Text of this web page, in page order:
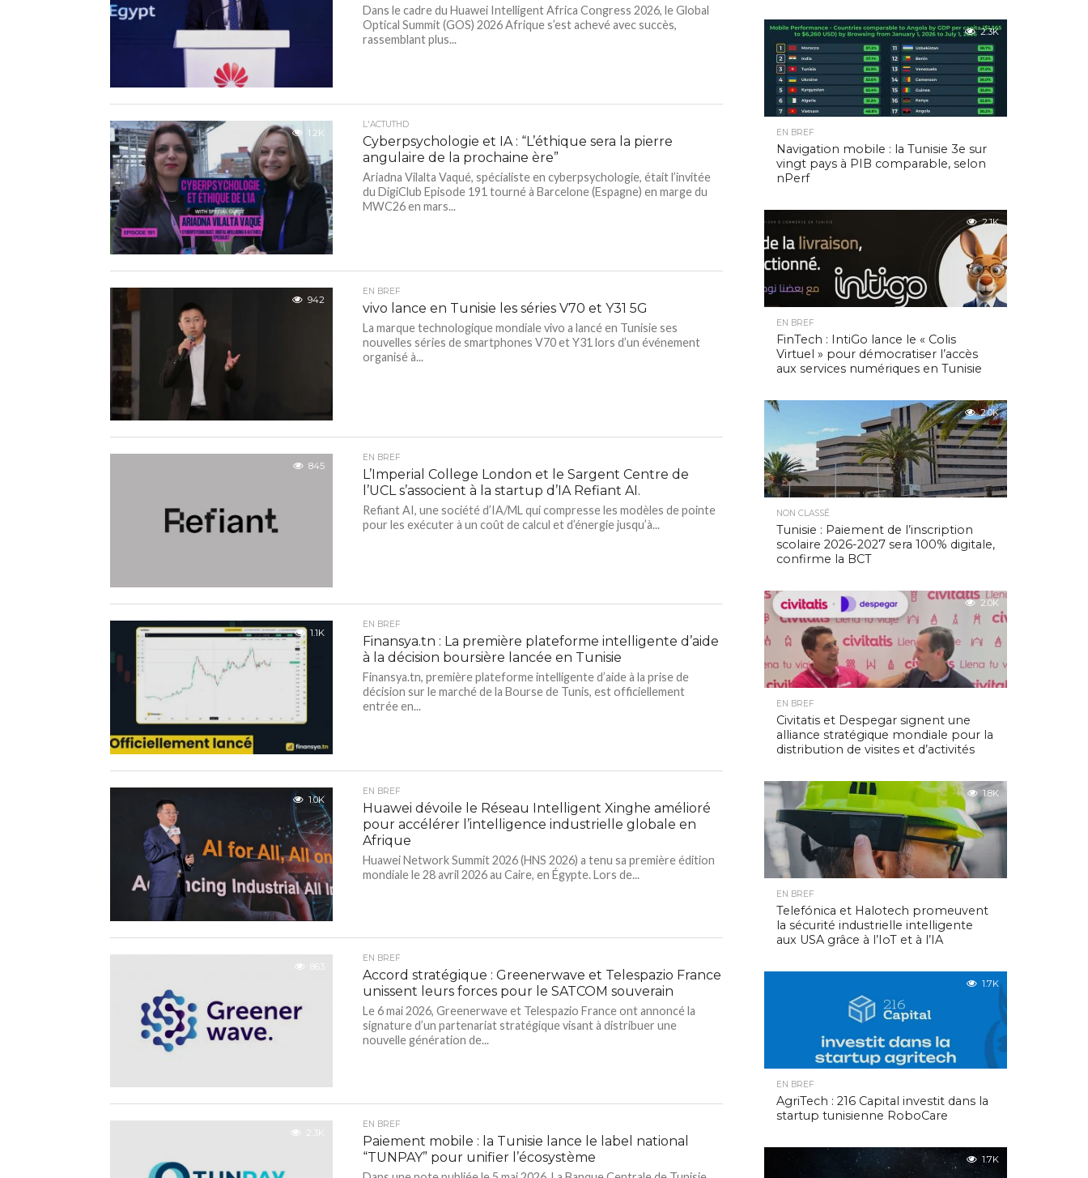
Dans le cadre du Huawei Intelligent Africa Congress 2026, le Global
Optical Summit (GOS) 2026 Afrique s’est achevé avec succès,
rassemblant plus...
1.2K
L'ACTUTHD
Cyberpsychologie et IA : “L’éthique sera la pierre
angulaire de la prochaine ère”
Ariadna Vilalta Vaqué, spécialiste en cyberpsychologie, était l’invitée
du DigiClub Episode 191 tourné à Barcelone (Espagne) en marge du
MWC26 en mars...
942
EN BREF
vivo lance en Tunisie les séries V70 et Y31 5G
La marque technologique mondiale vivo a lancé en Tunisie ses
nouvelles séries de smartphones V70 et Y31 lors d’un événement
organisé à...
845
EN BREF
L’Imperial College London et le Sargent Centre de
l’UCL s’associent à la startup d’IA Refiant AI.
Refiant AI, une société d’IA/ML qui compresse les modèles de pointe
pour les exécuter à un coût de calcul et d’énergie jusqu’à...
1.1K
EN BREF
Finansya.tn : La première plateforme intelligente d’aide
à la décision boursière lancée en Tunisie
Finansya.tn, première plateforme intelligente d’aide à la prise de
décision sur le marché de la Bourse de Tunis, est officiellement
entrée en...
1.0K
EN BREF
Huawei dévoile le Réseau Intelligent Xinghe amélioré
pour accélérer l’intelligence industrielle globale en
Afrique
Huawei Network Summit 2026 (HNS 2026) a tenu sa première édition
mondiale le 28 avril 2026 au Caire, en Égypte. Lors de...
863
EN BREF
Accord stratégique : Greenerwave et Telespazio France
unissent leurs forces pour le SATCOM souverain
Le 6 mai 2026, Greenerwave et Telespazio France ont annoncé la
signature d’un partenariat stratégique visant à distribuer une
nouvelle génération de...
2.3K
EN BREF
Paiement mobile : la Tunisie lance le label national
“TUNPAY” pour unifier l’écosystème
2.3K
EN BREF
Navigation mobile : la Tunisie 3e sur
vingt pays à PIB comparable, selon
nPerf
2.1K
EN BREF
FinTech : IntiGo lance le « Colis
Virtuel » pour démocratiser l’accès
aux services numériques en Tunisie
2.0K
NON CLASSÉ
Tunisie : Paiement de l’inscription
scolaire 2026-2027 sera 100% digitale,
confirme la BCT
2.0K
EN BREF
Civitatis et Despegar signent une
alliance stratégique mondiale pour la
distribution de visites et d’activités
1.8K
EN BREF
Telefónica et Halotech promeuvent
la sécurité industrielle intelligente
aux USA grâce à l’IoT et à l’IA
1.7K
EN BREF
AgriTech : 216 Capital investit dans la
startup tunisienne RoboCare
1.7K